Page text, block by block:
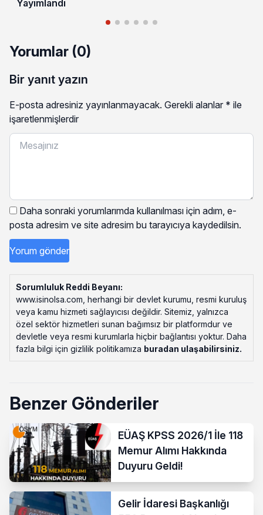
Yayımlandı
Yorumlar (0)
Bir yanıt yazın
E-posta adresiniz yayınlanmayacak. Gerekli alanlar * ile
işaretlenmişlerdir
Daha sonraki yorumlarımda kullanılması için adım, e-
posta adresim ve site adresim bu tarayıcıya kaydedilsin.
Sorumluluk Reddi Beyanı:
www.isinolsa.com, herhangi bir devlet kurumu, resmi kuruluş
veya kamu hizmeti sağlayıcısı değildir. Sitemiz, yalnızca
özel sektör hizmetleri sunan bağımsız bir platformdur ve
devletle veya resmi kurumlarla hiçbir bağlantısı yoktur. Daha
fazla bilgi için gizlilik politikamıza buradan ulaşabilirsiniz.
Benzer Gönderiler
EÜAŞ KPSS 2026/1 İle 118
Memur Alımı Hakkında
Duyuru Geldi!
Gelir İdaresi Başkanlığı